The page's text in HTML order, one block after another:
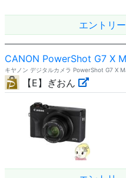
エントリ
CANON PowerShot G7 X
キヤノン デジタルカメラ PowerShot G7 X
【E】ぎおん